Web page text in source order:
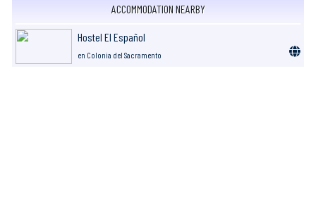
ACCOMMODATION NEARBY
Hostel El Español
en Colonia del Sacramento